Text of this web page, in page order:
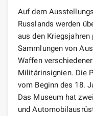
Auf dem
Russlands werden
aus den
Sammlungen von
Waffen
Militärinsignien. Die
vom Beginn des 18.
Das Museum hat
und